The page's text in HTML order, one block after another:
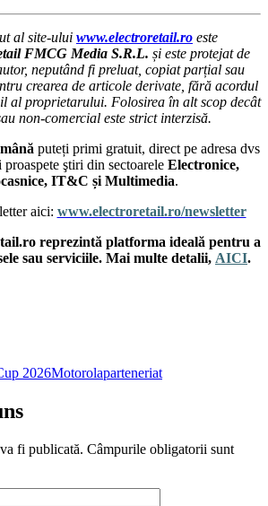
al site-ului www.electroretail.ro este
FMCG Media S.R.L. și este protejat de
neputând fi preluat, copiat parțial sau
crearea de articole derivate, fără acordul
al proprietarului. Folosirea în alt scop decât
non-comercial este strict interzisă.
puteți primi gratuit, direct pe adresa dvs
ştiri din sectoarele Electronice,
IT&C și Multimedia.
aici: www.electroretail.ro/newsletter
reprezintă platforma ideală pentru a
sau serviciile. Mai multe detalii, AICI.
2026Motorolaparteneriat
fi publicată. Câmpurile obligatorii sunt